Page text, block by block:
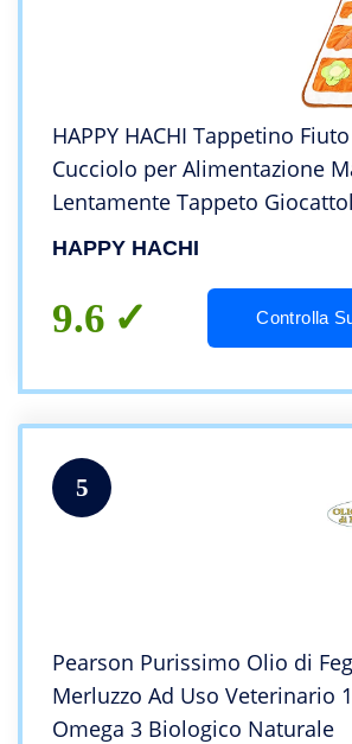
HAPPY HACHI Tappetino
Cucciolo per Alimentazione
Lentamente Tappeto
Intelligenza Cane Naso
HAPPY HACHI
9.6 Controlla
5
Pearson Purissimo Olio di
Merluzzo Ad Uso Veterinario
Omega 3 Biologico Naturale